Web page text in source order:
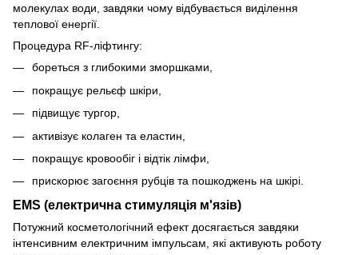
молекулах води, завдяки чому відбувається виділення
теплової енергії.
Процедура RF-ліфтингу:
бореться з глибокими зморшками,
покращує рельєф шкіри,
підвищує тургор,
активізує колаген та еластин,
покращує кровообіг і відтік лімфи,
прискорює загоєння рубців та пошкоджень на шкірі.
EMS (електрична стимуляція м'язів)
Потужний косметологічний ефект досягається завдяки
інтенсивним електричним імпульсам, які активують роботу